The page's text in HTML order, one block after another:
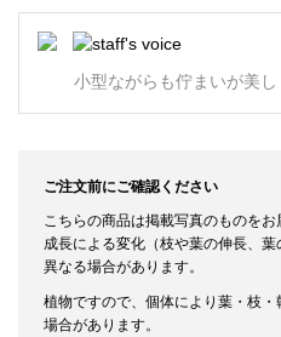
小型ながらも佇まいが美
ご注文前にご確認ください
こちらの商品は掲載写真のものを
成長による変化（枝や葉の伸長、
異なる場合があります。
植物ですので、個体により葉・枝
場合があります。